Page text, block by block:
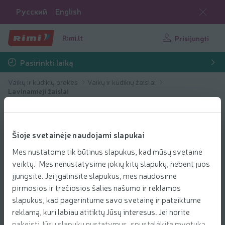
Šioje svetainėje naudojami slapukai
Mes nustatome tik būtinus slapukus, kad mūsų svetainė
veiktų. Mes nenustatysime jokių kitų slapukų, nebent juos
įjungsite. Jei įgalinsite slapukus, mes naudosime
pirmosios ir trečiosios šalies našumo ir reklamos
slapukus, kad pagerintume savo svetainę ir pateiktume
reklamą, kuri labiau atitiktų Jūsų interesus. Jei norite
Русский English
Rimi.lt Prisijungti
Pasirinkti laiką
Vaikų ir kūdikių prekės
Vaikų ir kūdikių žaislai
Lavinamieji žaislai